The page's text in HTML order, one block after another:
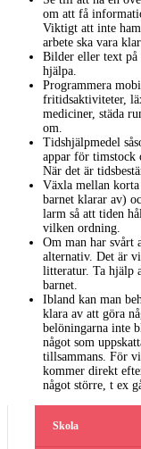
om att få
Viktigt att inte
arbete ska vara
Bilder eller text på
hjälpa.
Programmera
fritidsaktiviteter,
mediciner, städa
om.
Tidshjälpmedel
appar för timstock
När det är
Växla mellan korta
barnet klarar av)
larm så att tiden
vilken ordning.
Om man har svårt
alternativ. Det är
litteratur. Ta hjälp
barnet.
Ibland kan man
klara av att göra
belöningarna inte
något som
tillsammans. För
kommer direkt
något större, t ex
Skola